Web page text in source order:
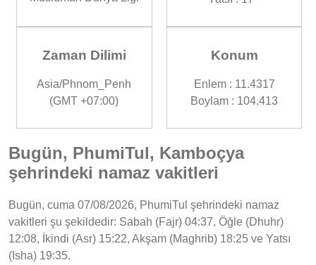
Zaman Dilimi
Asia/Phnom_Penh
(GMT +07:00)
Konum
Enlem : 11.4317
Boylam : 104.413
Bugün, PhumiTul, Kamboçya
şehrindeki namaz vakitleri
Bugün, cuma 07/08/2026, PhumiTul şehrindeki namaz
vakitleri şu şekildedir: Sabah (Fajr) 04:37, Öğle (Dhuhr)
12:08, İkindi (Asr) 15:22, Akşam (Maghrib) 18:25 ve Yatsı
(Isha) 19:35.